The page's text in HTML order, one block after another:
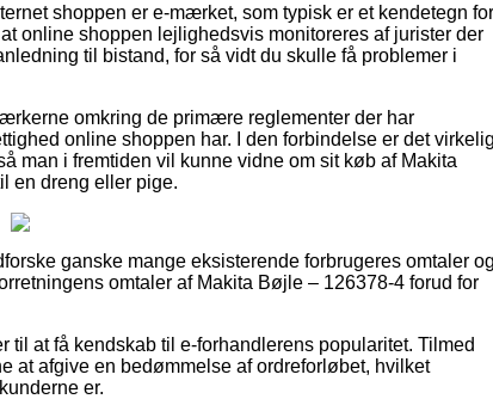
shoppen er e-mærket, som typisk er et kendetegn for
online shoppen lejlighedsvis monitoreres af jurister der
til bistand, for så vidt du skulle få problemer i
omkring de primære reglementer der har
online shoppen har. I den forbindelse er det virkelig
man i fremtiden vil kunne vidne om sit køb af Makita
en dreng eller pige.
ganske mange eksisterende forbrugeres omtaler og
omtaler af Makita Bøjle – 126378-4 forud for
at få kendskab til e-forhandlerens popularitet. Tilmed
at afgive en bedømmelse af ordreforløbet, hvilket
er.